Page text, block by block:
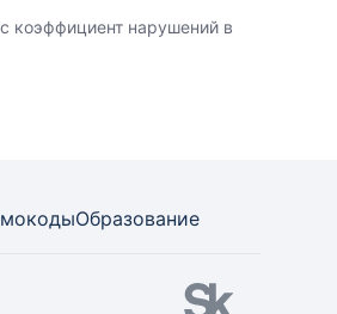
коэффициент нарушений в
Образование